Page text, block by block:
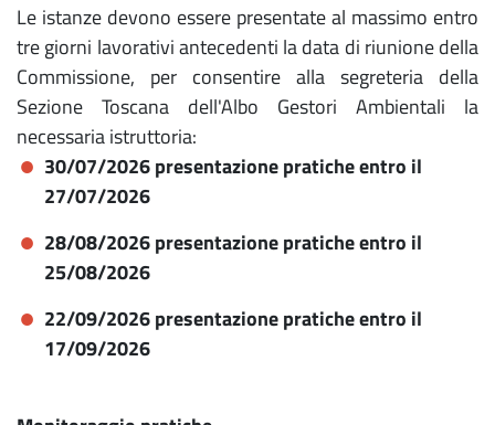
Le istanze devono essere presentate al massimo entro
tre giorni lavorativi antecedenti la data di riunione della
Commissione, per consentire alla segreteria della
Sezione Toscana dell'Albo Gestori Ambientali la
necessaria istruttoria:
30/07/2026 presentazione pratiche entro il
27/07/2026
28/08/2026 presentazione pratiche entro il
25/08/2026
22/09/2026 presentazione pratiche entro il
17/09/2026